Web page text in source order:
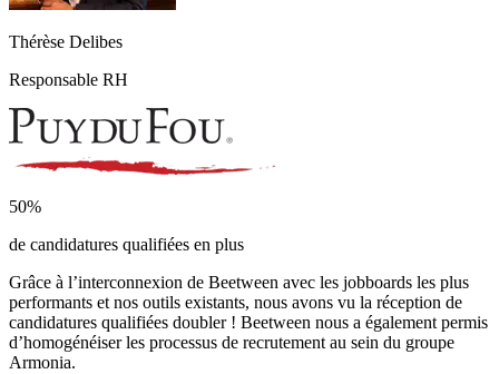
Thérèse Delibes
Responsable RH
50%
de candidatures qualifiées en plus
Grâce à l’interconnexion de Beetween avec les jobboards les plus
performants et nos outils existants, nous avons vu la réception de
candidatures qualifiées doubler ! Beetween nous a également permis
d’homogénéiser les processus de recrutement au sein du groupe
Armonia.